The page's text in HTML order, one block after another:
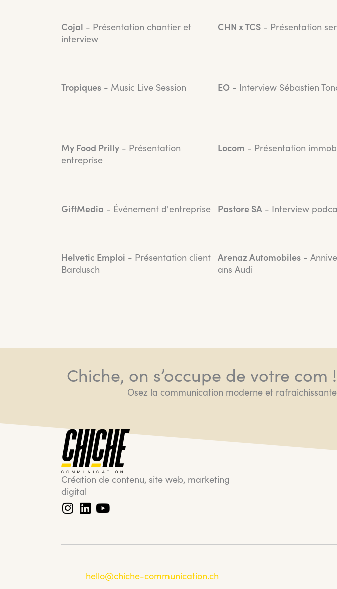
Cojal - Présentation chantier et
interview
CHN x TCS - Présentation
Tropiques - Music Live Session EO - Interview Sébastien
My Food Prilly - Présentation
entreprise
Locom - Présentation
GiftMedia - Événement d'entreprise Pastore SA - Interview
Helvetic Emploi - Présentation client
Bardusch
Arenaz Automobiles -
ans Audi
Chiche, on s’occupe de votre com !
Osez la communication moderne et rafraichissante
Création de contenu, site web, marketing
digital
hello@chiche-communication.ch